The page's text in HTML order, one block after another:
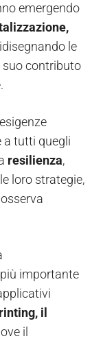
emergendo
le
suo contributo
a tutti quegli
resilienza,
loro strategie,
importante
il
il